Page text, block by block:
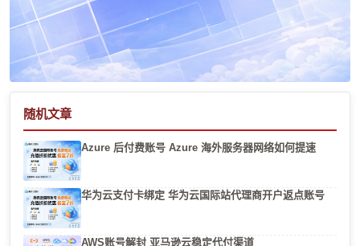
随机文章
Azure 后付费账号 Azure 海外服务器网络如何提速
华为云支付卡绑定 华为云国际站代理商开户返点账号
AWS账号解封 亚马逊云稳定代付渠道